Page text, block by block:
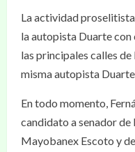
La actividad
la autopista Duarte
las principales calles
misma autopista
En todo momento,
candidato a senador de
Mayobanex Escoto y